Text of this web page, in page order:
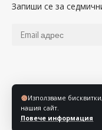
Използваме
нашия сайт.
Повече информация
Запиши се за
Общи условия